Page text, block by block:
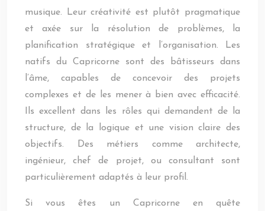
musique. Leur créativité est plutôt pragmatique
et axée sur la résolution de problèmes, la
planification stratégique et l’organisation. Les
natifs du Capricorne sont des bâtisseurs dans
l’âme, capables de concevoir des projets
complexes et de les mener à bien avec efficacité.
Ils excellent dans les rôles qui demandent de la
structure, de la logique et une vision claire des
objectifs. Des métiers comme architecte,
ingénieur, chef de projet, ou consultant sont
particulièrement adaptés à leur profil.
Si vous êtes un Capricorne en quête